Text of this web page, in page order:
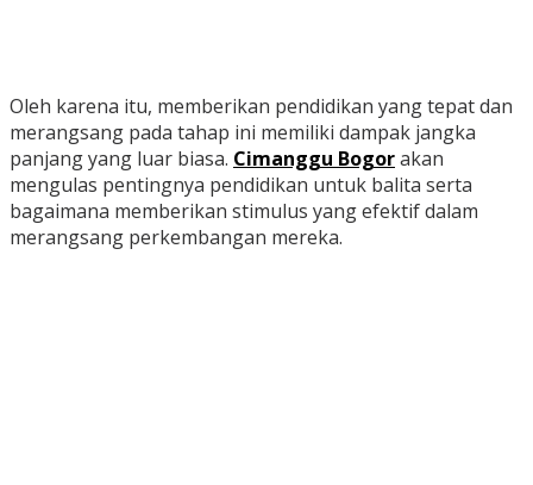
Oleh karena itu, memberikan pendidikan yang tepat dan
merangsang pada tahap ini memiliki dampak jangka
panjang yang luar biasa. Cimanggu Bogorakan
mengulas pentingnya pendidikan untuk balita serta
bagaimana memberikan stimulus yang efektif dalam
merangsang perkembangan mereka.